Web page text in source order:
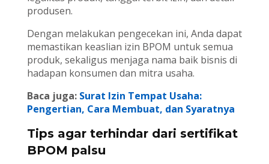
produsen.
Dengan melakukan pengecekan ini, Anda dapat
memastikan keaslian izin BPOM untuk semua
produk, sekaligus menjaga nama baik bisnis di
hadapan konsumen dan mitra usaha.
Baca juga: Surat Izin Tempat Usaha:
Pengertian, Cara Membuat, dan Syaratnya
Tips agar terhindar dari sertifikat
BPOM palsu